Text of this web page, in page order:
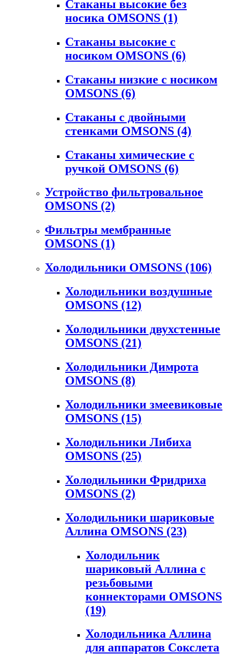
Стаканы высокие без
носика OMSONS (1)
Стаканы высокие с
носиком OMSONS (6)
Стаканы низкие с носиком
OMSONS (6)
Стаканы с двойными
стенками OMSONS (4)
Стаканы химические с
ручкой OMSONS (6)
Устройство фильтровальное
OMSONS (2)
Фильтры мембранные
OMSONS (1)
Холодильники OMSONS (106)
Холодильники воздушные
OMSONS (12)
Холодильники двухстенные
OMSONS (21)
Холодильники Димрота
OMSONS (8)
Холодильники змеевиковые
OMSONS (15)
Холодильники Либиха
OMSONS (25)
Холодильники Фридриха
OMSONS (2)
Холодильники шариковые
Аллина OMSONS (23)
Холодильник
шариковый Аллина с
резьбовыми
коннекторами OMSONS
(19)
Холодильника Аллина
для аппаратов Сокслета